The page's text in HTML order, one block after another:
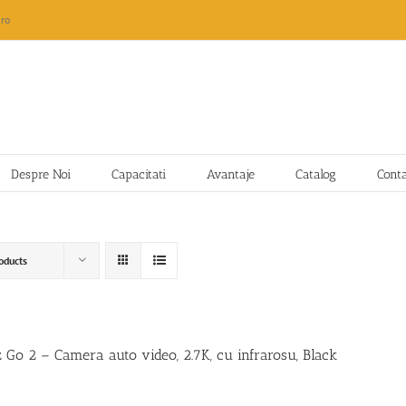
Despre Noi Capacitati Avantaje Catalog
Go 2 – Camera auto video, 2.7K, cu infrarosu, Black